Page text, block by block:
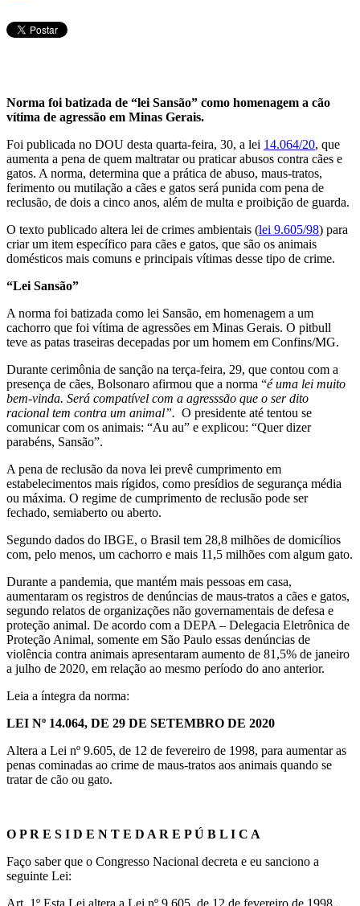
Norma foi batizada de “lei Sansão” como homenagem a cão
vítima de agressão em Minas Gerais.
Foi publicada no DOU desta quarta-feira, 30, a lei 14.064/20, que
aumenta a pena de quem maltratar ou praticar abusos contra cães e
gatos. A norma, determina que a prática de abuso, maus-tratos,
ferimento ou mutilação a cães e gatos será punida com pena de
reclusão, de dois a cinco anos, além de multa e proibição de guarda.
O texto publicado altera lei de crimes ambientais (lei 9.605/98) para
criar um item específico para cães e gatos, que são os animais
domésticos mais comuns e principais vítimas desse tipo de crime.
“Lei Sansão”
A norma foi batizada como lei Sansão, em homenagem a um
cachorro que foi vítima de agressões em Minas Gerais. O pitbull
teve as patas traseiras decepadas por um homem em Confins/MG.
Durante cerimônia de sanção na terça-feira, 29, que contou com a
presença de cães, Bolsonaro afirmou que a norma “é uma lei muito
bem-vinda. Será compatível com a agresssão que o ser dito
racional tem contra um animal”. O presidente até tentou se
comunicar com os animais: “Au au” e explicou: “Quer dizer
parabéns, Sansão”.
A pena de reclusão da nova lei prevê cumprimento em
estabelecimentos mais rígidos, como presídios de segurança média
ou máxima. O regime de cumprimento de reclusão pode ser
fechado, semiaberto ou aberto.
Segundo dados do IBGE, o Brasil tem 28,8 milhões de domicílios
com, pelo menos, um cachorro e mais 11,5 milhões com algum gato.
Durante a pandemia, que mantém mais pessoas em casa,
aumentaram os registros de denúncias de maus-tratos a cães e gatos,
segundo relatos de organizações não governamentais de defesa e
proteção animal. De acordo com a DEPA – Delegacia Eletrônica de
Proteção Animal, somente em São Paulo essas denúncias de
violência contra animais apresentaram aumento de 81,5% de janeiro
a julho de 2020, em relação ao mesmo período do ano anterior.
Leia a íntegra da norma:
LEI Nº 14.064, DE 29 DE SETEMBRO DE 2020
Altera a Lei nº 9.605, de 12 de fevereiro de 1998, para aumentar as
penas cominadas ao crime de maus-tratos aos animais quando se
tratar de cão ou gato.
O P R E S I D E N T E D A R E P Ú B L I C A
Faço saber que o Congresso Nacional decreta e eu sanciono a
seguinte Lei:
Art. 1º Esta Lei altera a Lei nº 9.605, de 12 de fevereiro de 1998,